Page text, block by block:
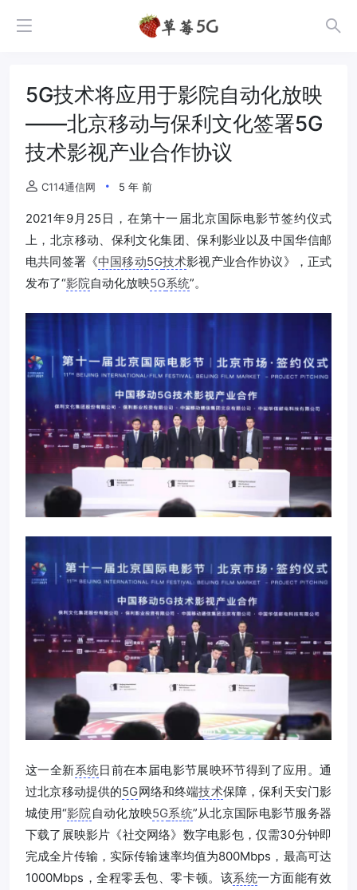
5G技术将应用于影院自动化放映
——北京移动与保利文化签署5G
技术影视产业合作协议
C114通信网 5 年 前
2021年9月25日，在第十一届北京国际电影节签约仪式
上，北京移动、保利文化集团、保利影业以及中国华信邮
电共同签署《中国移动5G技术影视产业合作协议》，正式
发布了“影院自动化放映5G系统”。
这一全新系统日前在本届电影节展映环节得到了应用。通
过北京移动提供的5G网络和终端技术保障，保利天安门影
城使用“影院自动化放映5G系统”从北京国际电影节服务器
下载了展映影片《社交网络》数字电影包，仅需30分钟即
完成全片传输，实际传输速率均值为800Mbps，最高可达
1000Mbps，全程零丢包、零卡顿。该系统一方面能有效